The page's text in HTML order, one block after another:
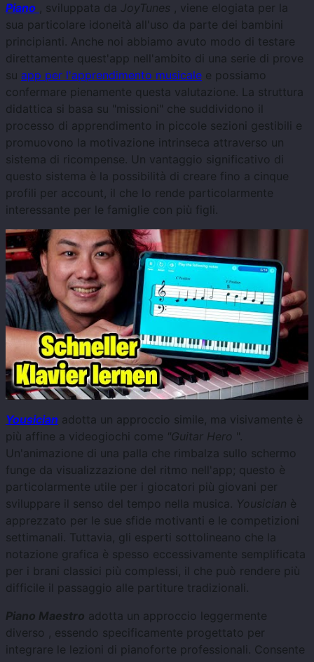
Piano , sviluppata da JoyTunes , viene elogiata per la
sua particolare idoneità all'uso da parte dei bambini
principianti. Anche noi abbiamo avuto modo di testare
direttamente quest'app nell'ambito di una serie di prove
su app per l'apprendimento musicale e possiamo
confermare pienamente questa valutazione. La struttura
didattica si basa su "missioni" che suddividono il
processo di apprendimento in piccole sezioni gestibili e
promuovono la motivazione intrinseca attraverso un
sistema di ricompense. Un vantaggio significativo di
questo sistema è la possibilità di creare fino a cinque
profili per account, il che lo rende particolarmente
interessante per le famiglie con più figli.
Yousician adotta un approccio simile, ma visivamente è
più affine a videogiochi come "Guitar Hero ".
Un'animazione di una palla che rimbalza sullo schermo
funge da visualizzazione del ritmo nell'app; questo è
particolarmente utile per i giocatori più giovani per
sviluppare il senso del tempo nella musica. Yousician è
apprezzato per le sue sfide motivanti e le competizioni
settimanali. Tuttavia, gli esperti sottolineano che la
notazione grafica è spesso eccessivamente semplificata
per i brani classici più complessi, il che può rendere più
difficile il passaggio alle partiture tradizionali.
Piano Maestro adotta un approccio leggermente
diverso , essendo specificamente progettato per
integrare le lezioni di pianoforte professionali. Consente